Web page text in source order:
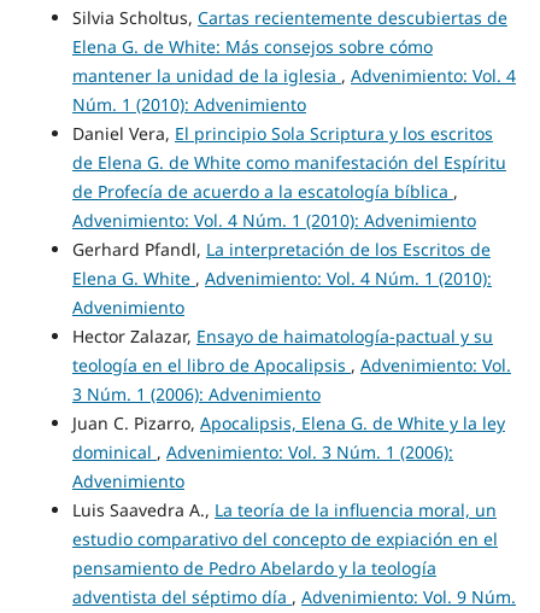
Silvia Scholtus, Cartas recientemente descubiertas de
Elena G. de White: Más consejos sobre cómo
mantener la unidad de la iglesia , Advenimiento: Vol. 4
Núm. 1 (2010): Advenimiento
Daniel Vera, El principio Sola Scriptura y los escritos
de Elena G. de White como manifestación del Espíritu
de Profecía de acuerdo a la escatología bíblica ,
Advenimiento: Vol. 4 Núm. 1 (2010): Advenimiento
Gerhard Pfandl, La interpretación de los Escritos de
Elena G. White , Advenimiento: Vol. 4 Núm. 1 (2010):
Advenimiento
Hector Zalazar, Ensayo de haimatología-pactual y su
teología en el libro de Apocalipsis , Advenimiento: Vol.
3 Núm. 1 (2006): Advenimiento
Juan C. Pizarro, Apocalipsis, Elena G. de White y la ley
dominical , Advenimiento: Vol. 3 Núm. 1 (2006):
Advenimiento
Luis Saavedra A., La teoría de la influencia moral, un
estudio comparativo del concepto de expiación en el
pensamiento de Pedro Abelardo y la teología
adventista del séptimo día , Advenimiento: Vol. 9 Núm.